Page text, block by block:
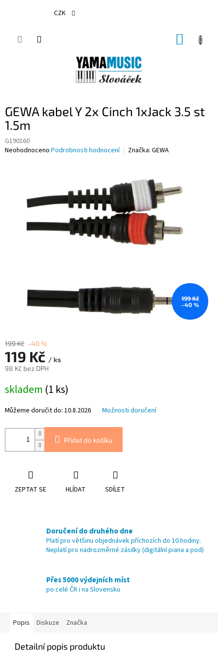
CZK
GEWA kabel Y 2x Cinch 1xJack 3.5 st
1.5m
G190160
Průměrné
Neohodnoceno Podrobnosti hodnocení Značka: GEWA
199 Kč
–40 %
199 Kč –40 %
119 Kč / ks
98 Kč bez DPH
cena:
skladem (1 ks)
Můžeme doručit do: 10.8.2026 Možnosti doručení
Přidat do košíku
ZEPTAT SE HLÍDAT SDÍLET
Doručení do druhého dne
Platí pro většinu objednávek příchozích do 10.hodiny.
Neplatí pro nadrozměrné zásilky (digitální piana a pod)
Přes 5000 výdejních míst
po celé ČR i na Slovensku
Popis Diskuze Značka
Detailní popis produktu